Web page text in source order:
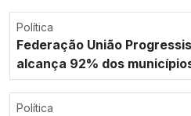
Política
Federação União
alcança 92% dos
Política